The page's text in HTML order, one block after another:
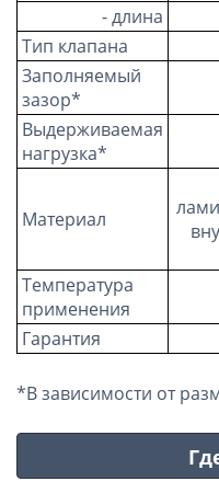
- длина
Тип клапана
Заполняемый
зазор*
Выдерживаемая
нагрузка*
Материал
Температура
применения
Гарантия
*В зависимости от